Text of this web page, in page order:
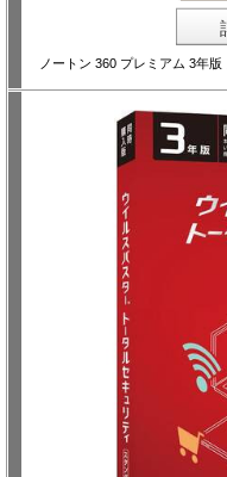
ノートン 360 プレミアム 3年